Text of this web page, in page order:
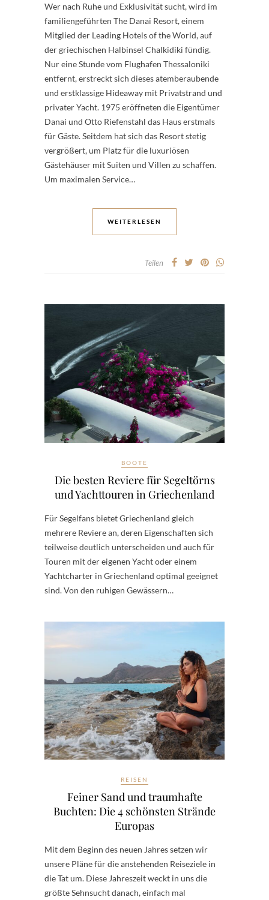
Wer nach Ruhe und Exklusivität sucht, wird im
familiengeführten The Danai Resort, einem
Mitglied der Leading Hotels of the World, auf
der griechischen Halbinsel Chalkidiki fündig.
Nur eine Stunde vom Flughafen Thessaloniki
entfernt, erstreckt sich dieses atemberaubende
und erstklassige Hideaway mit Privatstrand und
privater Yacht. 1975 eröffneten die Eigentümer
Danai und Otto Riefenstahl das Haus erstmals
für Gäste. Seitdem hat sich das Resort stetig
vergrößert, um Platz für die luxuriösen
Gästehäuser mit Suiten und Villen zu schaffen.
Um maximalen Service…
WEITERLESEN
Teilen
BOOTE
Die besten Reviere für Segeltörns
und Yachttouren in Griechenland
Für Segelfans bietet Griechenland gleich
mehrere Reviere an, deren Eigenschaften sich
teilweise deutlich unterscheiden und auch für
Touren mit der eigenen Yacht oder einem
Yachtcharter in Griechenland optimal geeignet
sind. Von den ruhigen Gewässern…
REISEN
Feiner Sand und traumhafte
Buchten: Die 4 schönsten Strände
Europas
Mit dem Beginn des neuen Jahres setzen wir
unsere Pläne für die anstehenden Reiseziele in
die Tat um. Diese Jahreszeit weckt in uns die
größte Sehnsucht danach, einfach mal